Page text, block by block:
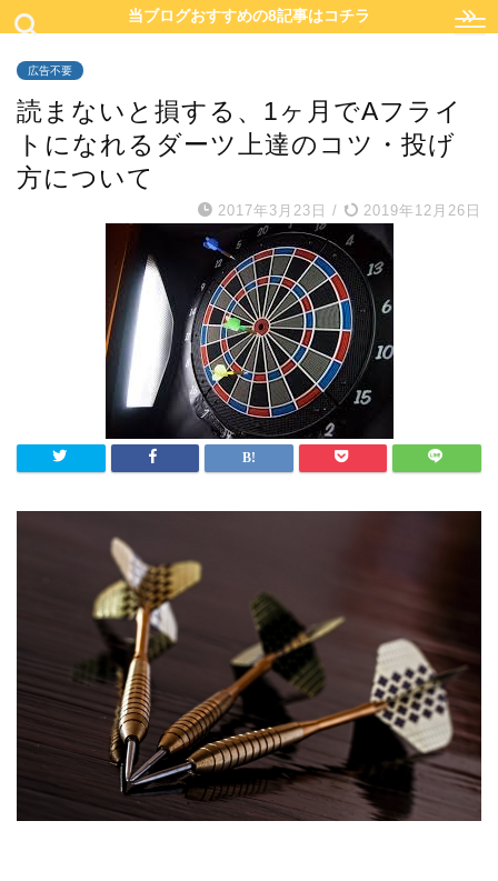
当ブログおすすめの8記事はコチラ
広告不要
読まないと損する、1ヶ月でAフライ
トになれるダーツ上達のコツ・投げ
方について
2017年3月23日 / 2019年12月26日